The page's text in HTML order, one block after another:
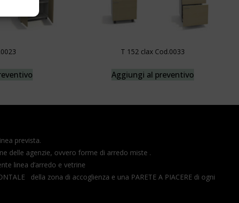
T 152 clax Cod.0033
Aggiungi al preventivo
prevista.
delle agenzie, ovvero forme di arredo miste .
linea d’arredo e vetrine
della zona di accoglienza e una PARETE A PIACERE di ogni